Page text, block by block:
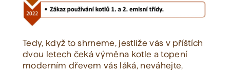
Tedy, když to shrneme, jestliže vás v příštích
dvou letech čeká výměna kotle a topení
moderním dřevem vás láká, neváhejte,